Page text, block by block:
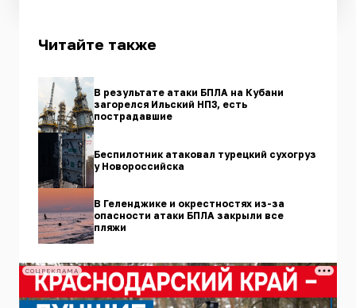
Читайте также
В результате атаки БПЛА на Кубани
загорелся Ильский НПЗ, есть
пострадавшие
Беспилотник атаковал турецкий сухогруз
у Новороссийска
В Геленджике и окрестностях из-за
опасности атаки БПЛА закрыли все
пляжи
СОЦРЕКЛАМА